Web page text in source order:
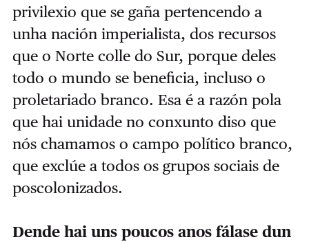
privilexio que se gaña pertencendo a
unha nación imperialista, dos recursos
que o Norte colle do Sur, porque deles
todo o mundo se beneficia, incluso o
proletariado branco. Esa é a razón pola
que hai unidade no conxunto diso que
nós chamamos o campo político branco,
que exclúe a todos os grupos sociais de
poscolonizados.
Dende hai uns poucos anos fálase dun